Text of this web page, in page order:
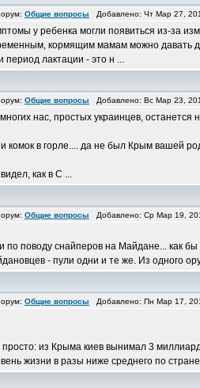
Общие вопросы Добавлено: Чт Мар 27,
у ребенка могли появиться из-за
кормящим мамам можно давать
период лактации - это н ...
Общие вопросы Добавлено: Вс Мар 23,
нас, простых украинцев,
комок в горле.... да не был Крым вашей
как в С ...
Общие вопросы Добавлено: Ср Мар 19,
по поводу снайперов на Майдане... как
- пули одни и те же. Из одного
Общие вопросы Добавлено: Пн Мар 17,
просто: из Крыма киев вынимал 3
жизни в разы ниже среднего по